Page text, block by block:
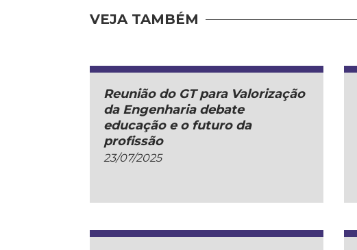
VEJA TAMBÉM
Reunião do GT para Valorização
da Engenharia debate
educação e o futuro da
profissão
23/07/2025